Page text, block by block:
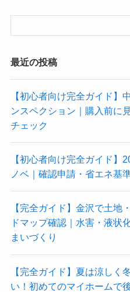
最近の投稿
【初心者向け完全ガイド】
ンスペクション｜購入前に
チェック
【初心者向け完全ガイド】
ノベ｜確認申請・省エネ基
【完全ガイド】金沢で土地
ドマップ確認｜水害・液状
まいづくり
【完全ガイド】夏は涼しく
い！初めてのマイホームで